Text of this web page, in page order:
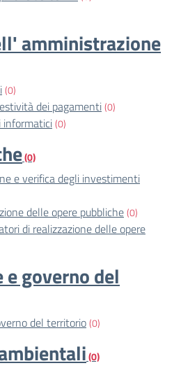
amministrazione
(0)
dei pagamenti(0)
informatici(0)
(0)
e verifica degli investimenti
delle opere pubbliche(0)
di realizzazione delle opere
governo del
del territorio(0)
(0)